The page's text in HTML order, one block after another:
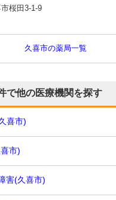
桜田3-1-9
久喜市の薬局一覧
で他の医療機関を探す
喜市)
市)
害(久喜市)